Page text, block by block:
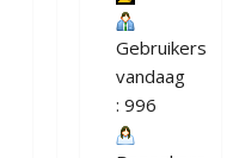
Gebruikers
vandaag
: 996